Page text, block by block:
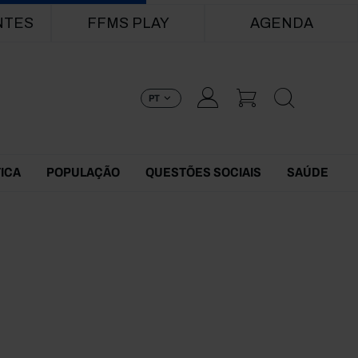
FFMS PLAY AGENDA
PT
POPULAÇÃO QUESTÕES SOCIAIS SAÚDE